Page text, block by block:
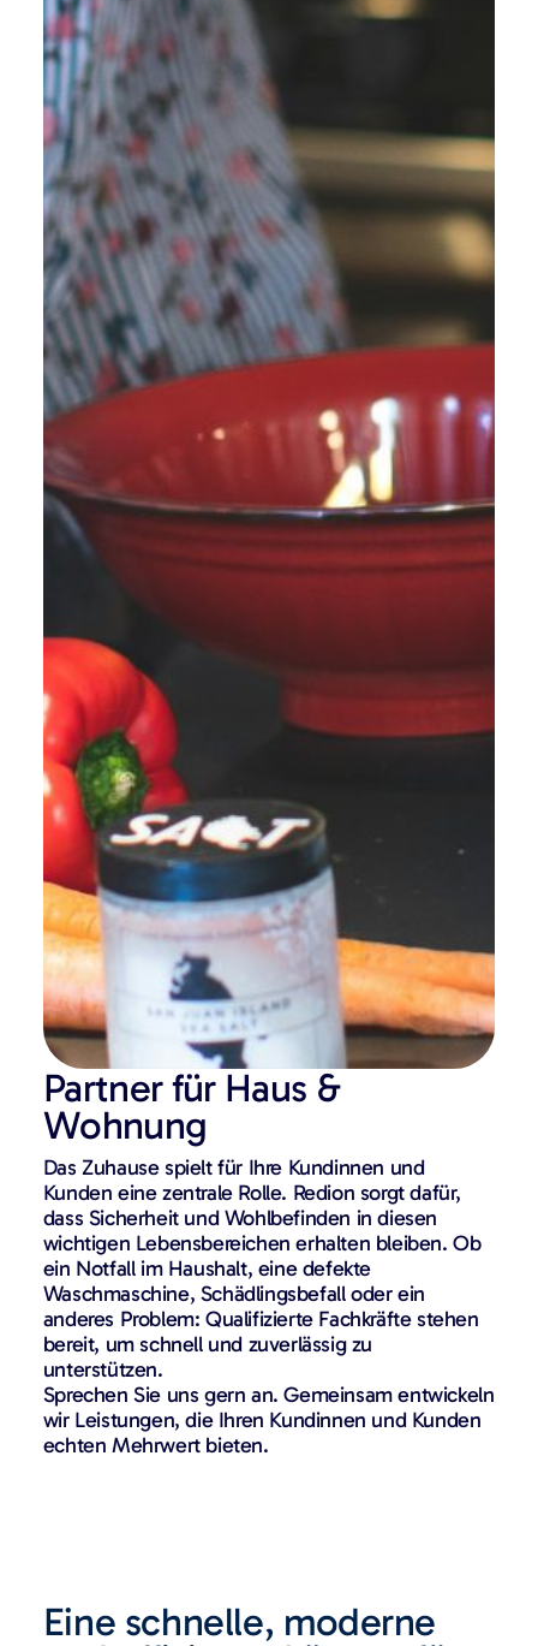
Partner für Haus &
Wohnung
Das Zuhause spielt für Ihre Kundinnen und
Kunden eine zentrale Rolle. Redion sorgt dafür,
dass Sicherheit und Wohlbefinden in diesen
wichtigen Lebensbereichen erhalten bleiben. Ob
ein Notfall im Haushalt, eine defekte
Waschmaschine, Schädlingsbefall oder ein
anderes Problem: Qualifizierte Fachkräfte stehen
bereit, um schnell und zuverlässig zu
unterstützen.
Sprechen Sie uns gern an. Gemeinsam entwickeln
wir Leistungen, die Ihren Kundinnen und Kunden
echten Mehrwert bieten.
Eine schnelle, moderne